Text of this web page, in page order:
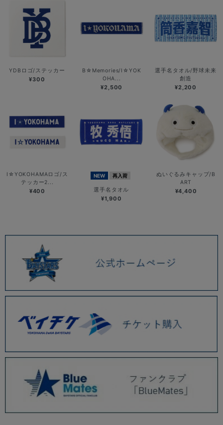
YDBロゴ/ステッカー
¥300
B☆Memories/I☆YOK
OHA...
¥2,500
選手名タオル/野球未来
創造
¥2,200
I☆YOKOHAMAロゴ/ス
テッカー2...
¥400
NEW 再入荷
選手名タオル
¥1,900
ぬいぐるみキャップ/B
ART
¥4,400